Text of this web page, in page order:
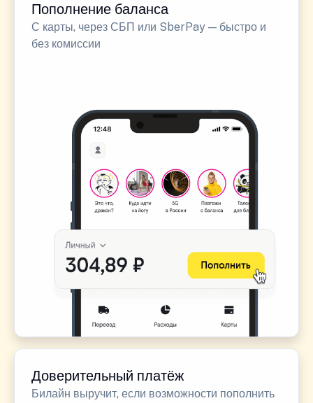
Пополнение баланса
С карты, через СБП или SberPay — быстро и
без комиссии
Доверительный платёж
Билайн выручит, если возможности пополнить